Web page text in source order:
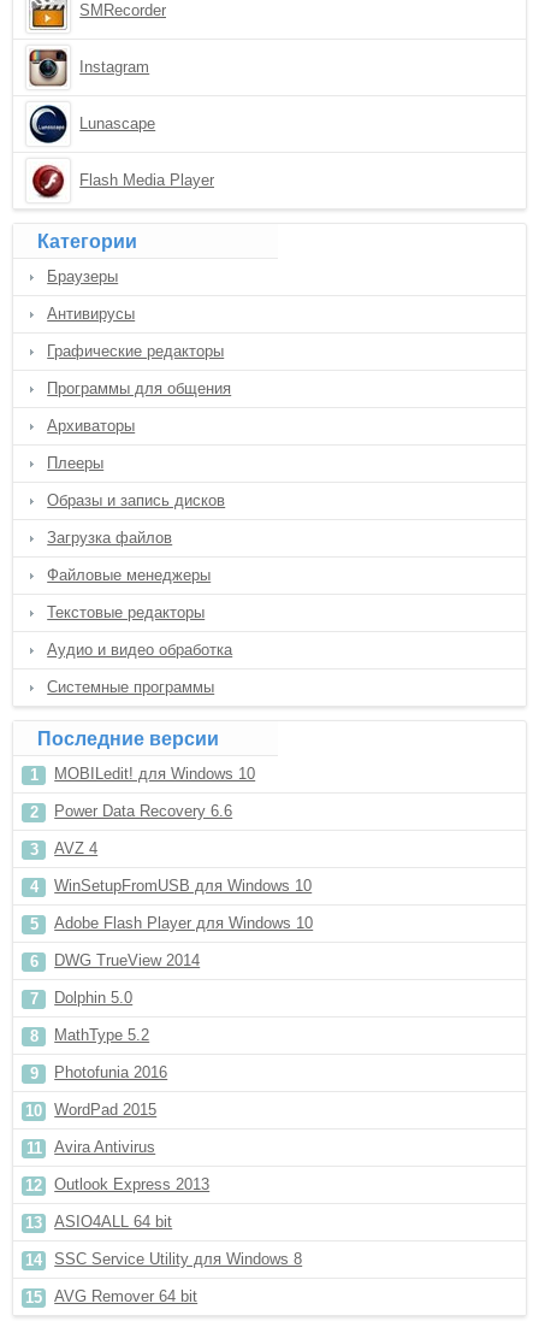
SMRecorder
Instagram
Lunascape
Flash Media Player
Категории
Браузеры
Антивирусы
Графические редакторы
Программы для общения
Архиваторы
Плееры
Образы и запись дисков
Загрузка файлов
Файловые менеджеры
Текстовые редакторы
Аудио и видео обработка
Системные программы
Последние версии
MOBILedit! для Windows 10
Power Data Recovery 6.6
AVZ 4
WinSetupFromUSB для Windows 10
Adobe Flash Player для Windows 10
DWG TrueView 2014
Dolphin 5.0
MathType 5.2
Photofunia 2016
WordPad 2015
Avira Antivirus
Outlook Express 2013
ASIO4ALL 64 bit
SSC Service Utility для Windows 8
AVG Remover 64 bit